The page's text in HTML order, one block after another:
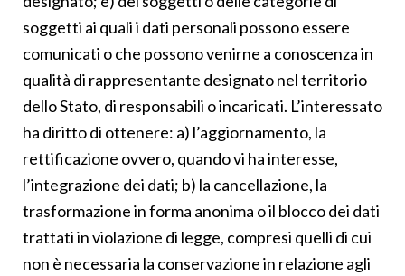
soggetti ai quali i dati personali possono essere
comunicati o che possono venirne a conoscenza in
qualità di rappresentante designato nel territorio
dello Stato, di responsabili o incaricati. L’interessato
ha diritto di ottenere: a) l’aggiornamento, la
rettificazione ovvero, quando vi ha interesse,
l’integrazione dei dati; b) la cancellazione, la
trasformazione in forma anonima o il blocco dei dati
trattati in violazione di legge, compresi quelli di cui
non è necessaria la conservazione in relazione agli